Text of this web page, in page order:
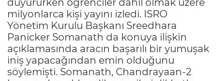
milyonlarca kişi yayını izledi. ISRO
Yönetim Kurulu Başkanı Sreedhara
Panicker Somanath da konuya ilişkin
açıklamasında aracın başarılı bir yumuşak
iniş yapacağından emin olduğunu
söylemişti. Somanath, Chandrayaan-2